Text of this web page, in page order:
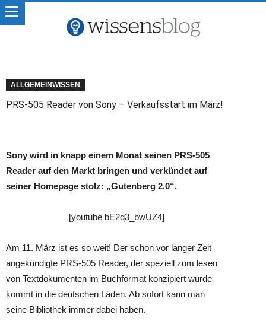
ALLGEMEINWISSEN
PRS-505 Reader von Sony – Verkaufsstart im März!
Sony wird in knapp einem Monat seinen PRS-505
Reader auf den Markt bringen und verkündet auf
seiner Homepage stolz: „Gutenberg 2.0“.
[youtube bE2q3_bwUZ4]
Am 11. März ist es so weit! Der schon vor langer Zeit
angekündigte PRS-505 Reader, der speziell zum lesen
von Textdokumenten im Buchformat konzipiert wurde
kommt in die deutschen Läden. Ab sofort kann man
seine Bibliothek immer dabei haben.